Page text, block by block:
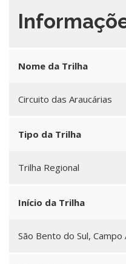
Nome da Trilha
Circuito das Araucárias
Tipo da Trilha
Trilha Regional
Início da Trilha
São Bento do Sul,